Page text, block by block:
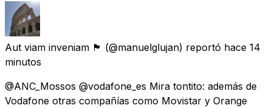
Aut viam inveniam 🏴 (@manuelglujan) reportó hace 14
minutos
@ANC_Mossos @vodafone_es Mira tontito: además de
Vodafone otras compañías como Movistar y Orange